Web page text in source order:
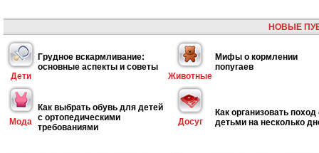
НОВЫЕ
Дети
Грудное вскармливание:
основные аспекты и советы
Животные
Мифы о кормлении
попугаев
Мода
Как выбрать обувь для детей
с ортопедическими
требованиями
Досуг
Как организовать поход
детьми на несколько